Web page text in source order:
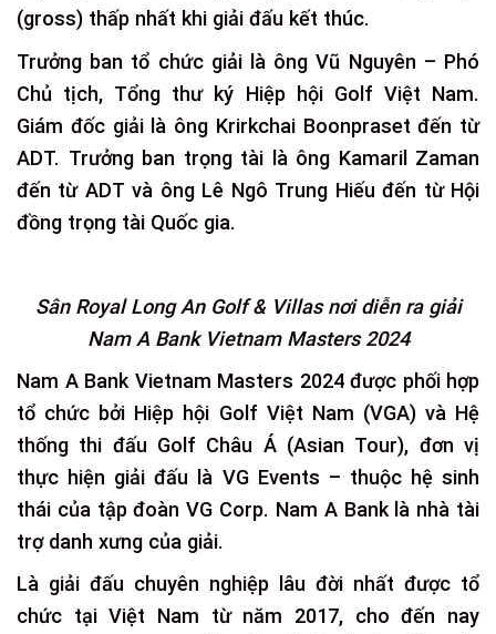
(gross) thấp nhất khi giải đấu kết thúc.
Trưởng ban tổ chức giải là ông Vũ Nguyên – Phó
Chủ tịch, Tổng thư ký Hiệp hội Golf Việt Nam.
Giám đốc giải là ông Krirkchai Boonpraset đến từ
ADT. Trưởng ban trọng tài là ông Kamaril Zaman
đến từ ADT và ông Lê Ngô Trung Hiếu đến từ Hội
đồng trọng tài Quốc gia.
Sân Royal Long An Golf & Villas nơi diễn ra giải
Nam A Bank Vietnam Masters 2024
Nam A Bank Vietnam Masters 2024 được phối hợp
tổ chức bởi Hiệp hội Golf Việt Nam (VGA) và Hệ
thống thi đấu Golf Châu Á (Asian Tour), đơn vị
thực hiện giải đấu là VG Events – thuộc hệ sinh
thái của tập đoàn VG Corp. Nam A Bank là nhà tài
trợ danh xưng của giải.
Là giải đấu chuyên nghiệp lâu đời nhất được tổ
chức tại Việt Nam từ năm 2017, cho đến nay